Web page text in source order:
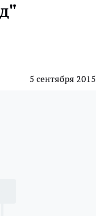
5 сентября 2015